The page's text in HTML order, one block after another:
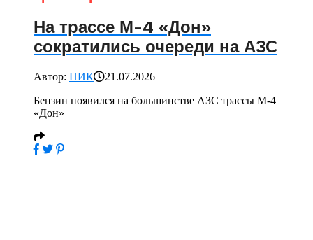
На трассе М-4 «Дон»
сократились очереди на АЗС
Автор: ПИК
21.07.2026
Бензин появился на большинстве АЗС трассы М-4
«Дон»